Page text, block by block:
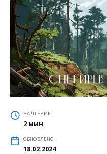
НА ЧТЕНИЕ
2 мин
ОБНОВЛЕНО
18.02.2024